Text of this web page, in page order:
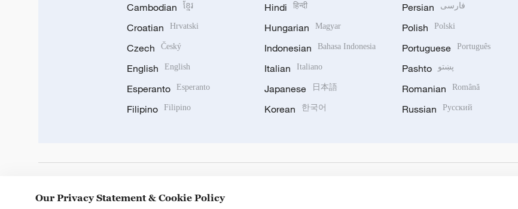
Cambodian ខ្មែរ
Croatian Hrvatski
Czech Český
English English
Esperanto Esperanto
Filipino Filipino
Hindi हिन्दी
Hungarian Magyar
Indonesian Bahasa Indonesia
Italian Italiano
Japanese 日本語
Korean 한국어
Persian فارسی
Polish Polski
Portuguese Português
Pashto پښتو
Romanian Română
Russian Русский
Our Privacy Statement & Cookie Policy